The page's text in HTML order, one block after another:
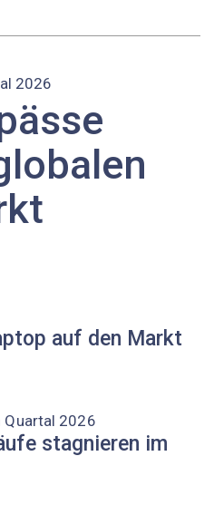
2026
auf den Markt
Quartal 2026
stagnieren im